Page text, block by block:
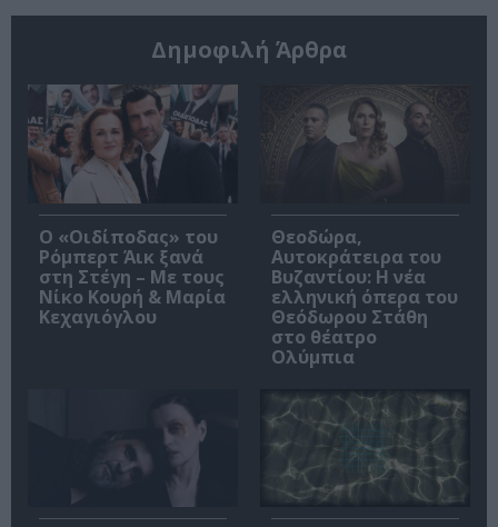
Δημοφιλή Άρθρα
O «Οιδίποδας» του
Ρόμπερτ Άικ ξανά
στη Στέγη – Με τους
Νίκο Κουρή & Μαρία
Κεχαγιόγλου
Θεοδώρα,
Αυτοκράτειρα του
Βυζαντίου: Η νέα
ελληνική όπερα του
Θεόδωρου Στάθη
στο θέατρο
Ολύμπια